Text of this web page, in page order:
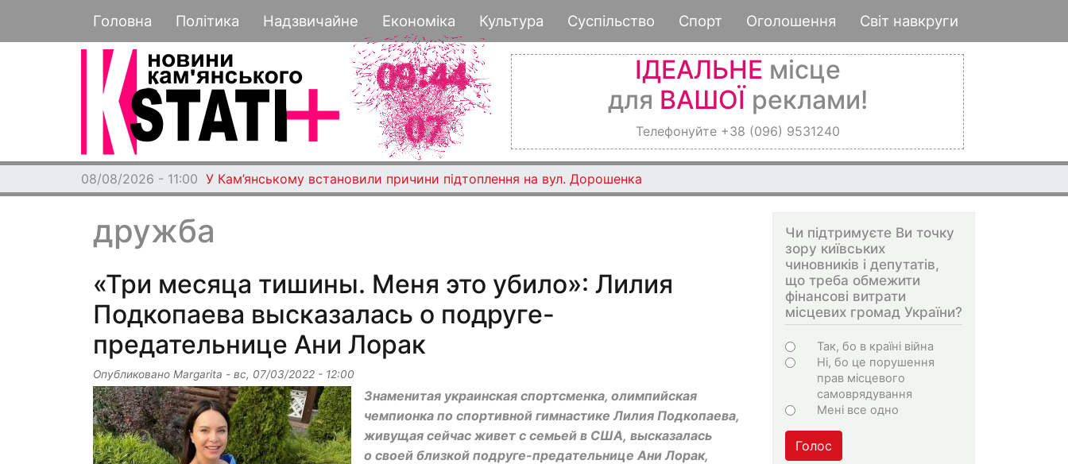
к
основному
Основная навигация
Головна Політика Надзвичайне Економіка Культура Суспільство Спорт Оголошення Світ навкруги
ІДЕАЛЬНЕ місце
для ВАШОЇ реклами!
Телефонуйте +38 (096) 9531240
08/08/2026 - 11:00 У Кам’янському встановили причини підтоплення на вул. Дорошенка
дружба
«Три месяца тишины. Меня это убило»: Лилия
Подкопаева высказалась о подруге-
предательнице Ани Лорак
Опубликовано Margarita - вс, 07/03/2022 - 12:00
Знаменитая украинская спортсменка, олимпийская
чемпионка по спортивной гимнастике Лилия Подкопаева,
живущая сейчас живет с семьей в США, высказалась
о своей близкой подруге-предательнице Ани Лорак,
Чи підтримуєте Ви точку
зору київських
чиновників і депутатів,
що треба обмежити
фінансові витрати
місцевих громад України?
Choices
Так, бо в країні війна
Ні, бо це порушення
прав місцевого
самоврядування
Мені все одно
Голос